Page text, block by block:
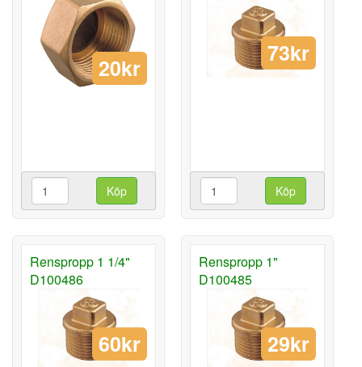
20kr
Köp
73kr
Köp
Renspropp 1 1/4"
D100486
60kr
Renspropp 1"
D100485
29kr